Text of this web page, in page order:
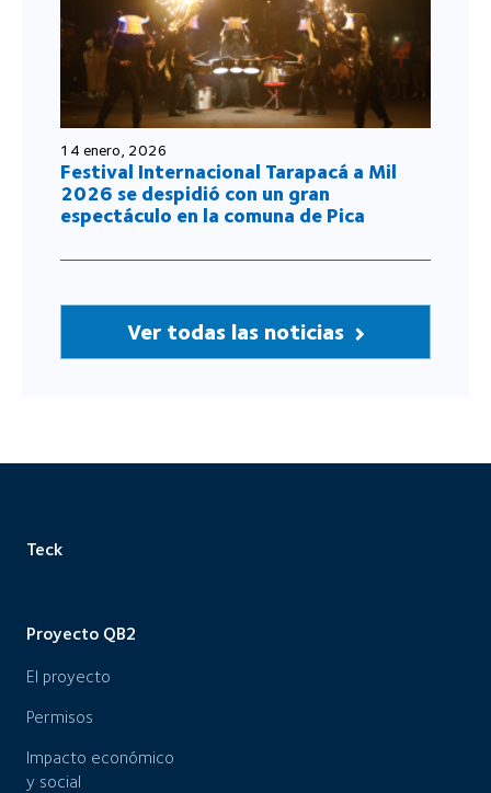
14 enero, 2026
Festival Internacional Tarapacá a Mil
2026 se despidió con un gran
espectáculo en la comuna de Pica
Ver todas las noticias
Teck
Proyecto QB2
El proyecto
Permisos
Impacto económico
y social